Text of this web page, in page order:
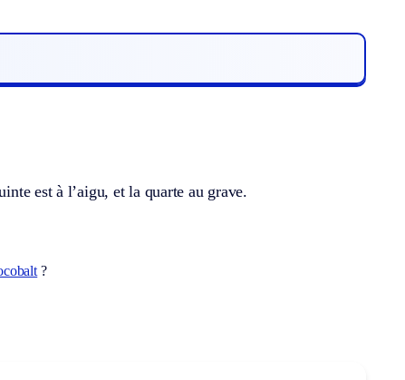
est à l’aigu, et la quarte au grave.
?